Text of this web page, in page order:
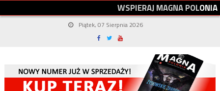
WSPIERAJMAGNAPOLONIA
Piątek, 07 Sierpnia 2026